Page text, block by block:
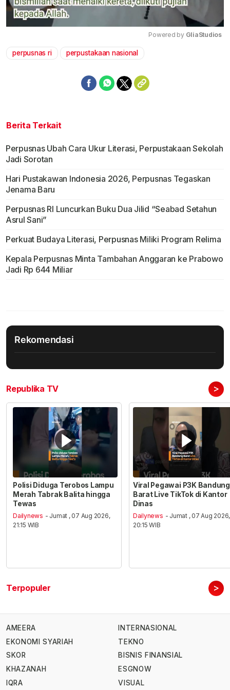
Powered by GliaStudios
perpusnas ri perpustakaan nasional
Berita Terkait
Perpusnas Ubah Cara Ukur Literasi, Perpustakaan Sekolah
Jadi Sorotan
Hari Pustakawan Indonesia 2026, Perpusnas Tegaskan
Jenama Baru
Perpusnas RI Luncurkan Buku Dua Jilid “Seabad Setahun
Asrul Sani”
Perkuat Budaya Literasi, Perpusnas Miliki Program Relima
Kepala Perpusnas Minta Tambahan Anggaran ke Prabowo
Jadi Rp 644 Miliar
Rekomendasi
Republika TV >
Polisi Diduga Terobos Lampu
Merah Tabrak Balita hingga
Tewas
Dailynews - Jumat , 07 Aug 2026,
21:15 WIB
Viral Pegawai P3K Bandung
Barat Live TikTok di Kantor
Dinas
Dailynews - Jumat , 07 Aug 2026,
20:15 WIB
Terpopuler >
AMEERA
EKONOMI SYARIAH
SKOR
KHAZANAH
IQRA
INTERNASIONAL
TEKNO
BISNIS FINANSIAL
ESGNOW
VISUAL